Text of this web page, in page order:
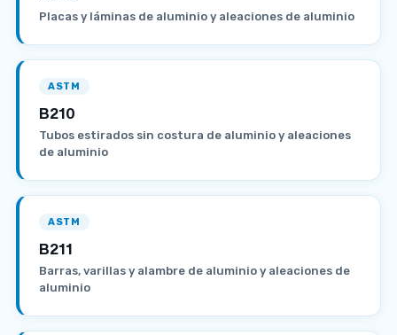
Placas y láminas de aluminio y aleaciones de aluminio
ASTM
B210
Tubos estirados sin costura de aluminio y aleaciones
de aluminio
ASTM
B211
Barras, varillas y alambre de aluminio y aleaciones de
aluminio